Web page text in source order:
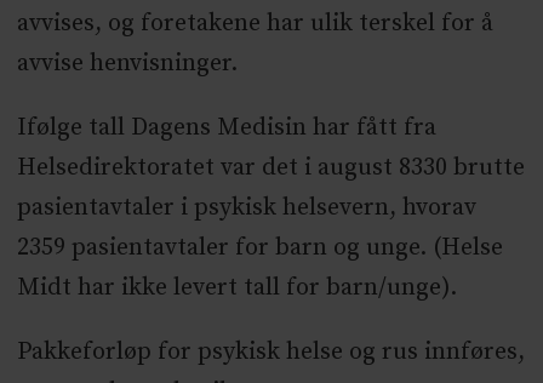
avvises, og foretakene har ulik terskel for å
avvise henvisninger.
Ifølge tall Dagens Medisin har fått fra
Helsedirektoratet var det i august 8330 brutte
pasientavtaler i psykisk helsevern, hvorav
2359 pasientavtaler for barn og unge. (Helse
Midt har ikke levert tall for barn/unge).
Pakkeforløp for psykisk helse og rus innføres,